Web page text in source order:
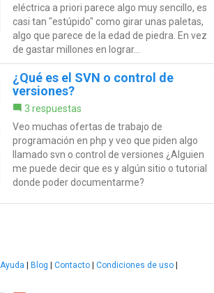
eléctrica a priori parece algo muy sencillo, es
casi tan "estúpido" como girar unas paletas,
algo que parece de la edad de piedra. En vez
de gastar millones en lograr...
¿Qué es el SVN o control de
versiones?
3 respuestas
Veo muchas ofertas de trabajo de
programación en php y veo que piden algo
llamado svn o control de versiones ¿Alguien
me puede decir que es y algún sitio o tutorial
donde poder documentarme?
Ayuda | Blog | Contacto | Condiciones de uso |